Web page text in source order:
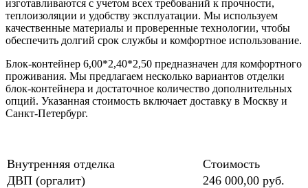
изготавливаются с учетом всех требований к прочности,
теплоизоляции и удобству эксплуатации. Мы используем
качественные материалы и проверенные технологии, чтобы
обеспечить долгий срок службы и комфортное использование.
Блок-контейнер 6,00*2,40*2,50 предназначен для комфортного
проживания. Мы предлагаем несколько вариантов отделки
блок-контейнера и достаточное количество дополнительных
опций. Указанная стоимость включает доставку в Москву и
Санкт-Петербург.
Внутренняя отделка
Стоимость
ДВП (оргалит)
246 000,00 руб.